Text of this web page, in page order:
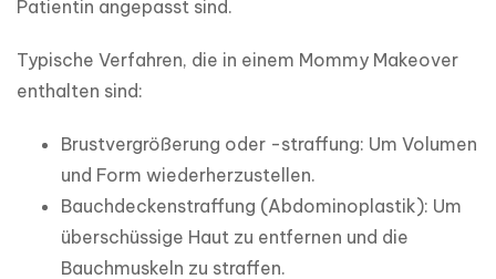
Patientin angepasst sind.
Typische Verfahren, die in einem Mommy Makeover
enthalten sind:
Brustvergrößerung oder -straffung: Um Volumen
und Form wiederherzustellen.
Bauchdeckenstraffung (Abdominoplastik): Um
überschüssige Haut zu entfernen und die
Bauchmuskeln zu straffen.